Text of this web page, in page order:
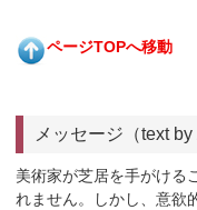
ページTOPへ移動
メッセージ（text
美術家が芝居を手がける
れません。しかし、意欲